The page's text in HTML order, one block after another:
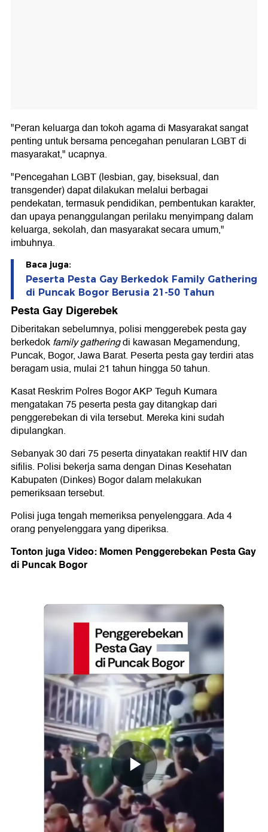
"Peran keluarga dan tokoh agama di Masyarakat sangat
penting untuk bersama pencegahan penularan LGBT di
masyarakat," ucapnya.
"Pencegahan LGBT (lesbian, gay, biseksual, dan
transgender) dapat dilakukan melalui berbagai
pendekatan, termasuk pendidikan, pembentukan karakter,
dan upaya penanggulangan perilaku menyimpang dalam
keluarga, sekolah, dan masyarakat secara umum,"
imbuhnya.
Baca juga:
Peserta Pesta Gay Berkedok Family Gathering
di Puncak Bogor Berusia 21-50 Tahun
Pesta Gay Digerebek
Diberitakan sebelumnya, polisi menggerebek pesta gay
berkedokfamily gatheringdi kawasan Megamendung,
Puncak, Bogor, Jawa Barat. Peserta pesta gay terdiri atas
beragam usia, mulai 21 tahun hingga 50 tahun.
Kasat Reskrim Polres Bogor AKP Teguh Kumara
mengatakan 75 peserta pesta gay ditangkap dari
penggerebekan di vila tersebut. Mereka kini sudah
dipulangkan.
Sebanyak 30 dari 75 peserta dinyatakan reaktif HIV dan
sifilis. Polisi bekerja sama dengan Dinas Kesehatan
Kabupaten (Dinkes) Bogor dalam melakukan
pemeriksaan tersebut.
Polisi juga tengah memeriksa penyelenggara. Ada 4
orang penyelenggara yang diperiksa.
Tonton juga Video: Momen Penggerebekan Pesta Gay
di Puncak Bogor